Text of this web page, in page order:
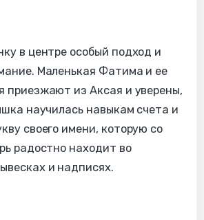
в центре особый подход и
Маленькая Фатима и ее
приезжают из Аксая и уверены,
научилась навыкам счета и
своего имени, которую со
радостно находит во
и надписях.